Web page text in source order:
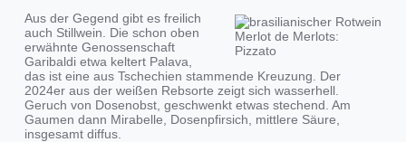
Merlot de Merlots:
Pizzato
Aus der Gegend gibt es freilich
auch Stillwein. Die schon oben
erwähnte Genossenschaft
Garibaldi etwa keltert Palava,
das ist eine aus Tschechien stammende Kreuzung. Der
2024er aus der weißen Rebsorte zeigt sich wasserhell.
Geruch von Dosenobst, geschwenkt etwas stechend. Am
Gaumen dann Mirabelle, Dosenpfirsich, mittlere Säure,
insgesamt diffus.